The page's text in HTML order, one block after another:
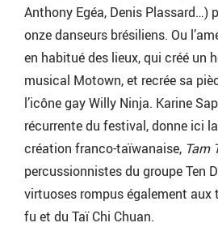
Anthony Egéa, Denis Plassard…)
onze danseurs brésiliens. Ou
en habitué des lieux, qui créé un
musical Motown, et recrée sa
l’icône gay Willy Ninja. Karine
récurrente du festival, donne ici la
création franco-taïwanaise, Tam
percussionnistes du groupe Ten
virtuoses rompus également aux
fu et du Taï Chi Chuan.